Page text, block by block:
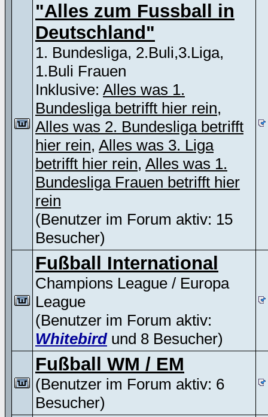
"Alles zum Fussball in
Deutschland"
1. Bundesliga, 2.Buli,3.Liga,
1.Buli Frauen
Inklusive: Alles was 1.
Bundesliga betrifft hier rein,
Alles was 2. Bundesliga betrifft
hier rein, Alles was 3. Liga
betrifft hier rein, Alles was 1.
Bundesliga Frauen betrifft hier
rein
(Benutzer im Forum aktiv: 15
Besucher)
Fußball International
Champions League / Europa
League
(Benutzer im Forum aktiv:
Whitebirdund 8 Besucher)
Fußball WM / EM
(Benutzer im Forum aktiv: 6
Besucher)